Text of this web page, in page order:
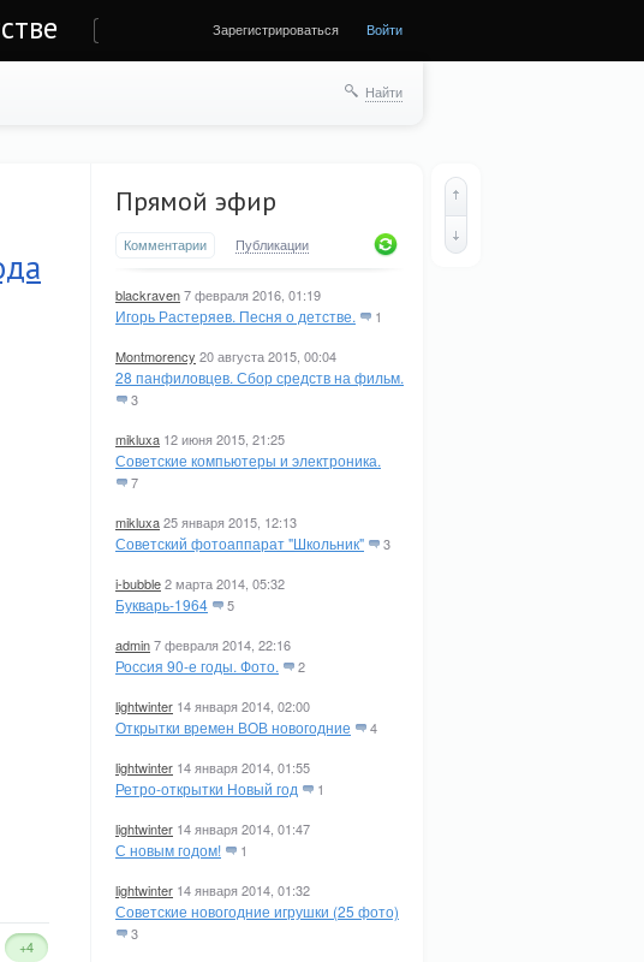
Зарегистрироваться Войти
Найти
Прямой эфир
Комментарии Публикации
blackraven7 февраля 2016, 01:19
Игорь Растеряев. Песня о детстве. 1
Montmorency 20 августа 2015, 00:04
28 панфиловцев. Сбор средств на фильм.
3
mikluxa 12 июня 2015, 21:25
Советские компьютеры и электроника.
7
mikluxa25 января 2015, 12:13
Советский фотоаппарат "Школьник" 3
i-bubble2 марта 2014, 05:32
Букварь-1964 5
admin7 февраля 2014, 22:16
Россия 90-е годы. Фото. 2
lightwinter 14 января 2014, 02:00
Открытки времен ВОВ новогодние 4
lightwinter 14 января 2014, 01:55
Ретро-открытки Новый год 1
lightwinter 14 января 2014, 01:47
С новым годом! 1
lightwinter 14 января 2014, 01:32
Советские новогодние игрушки (25 фото)
3
+4